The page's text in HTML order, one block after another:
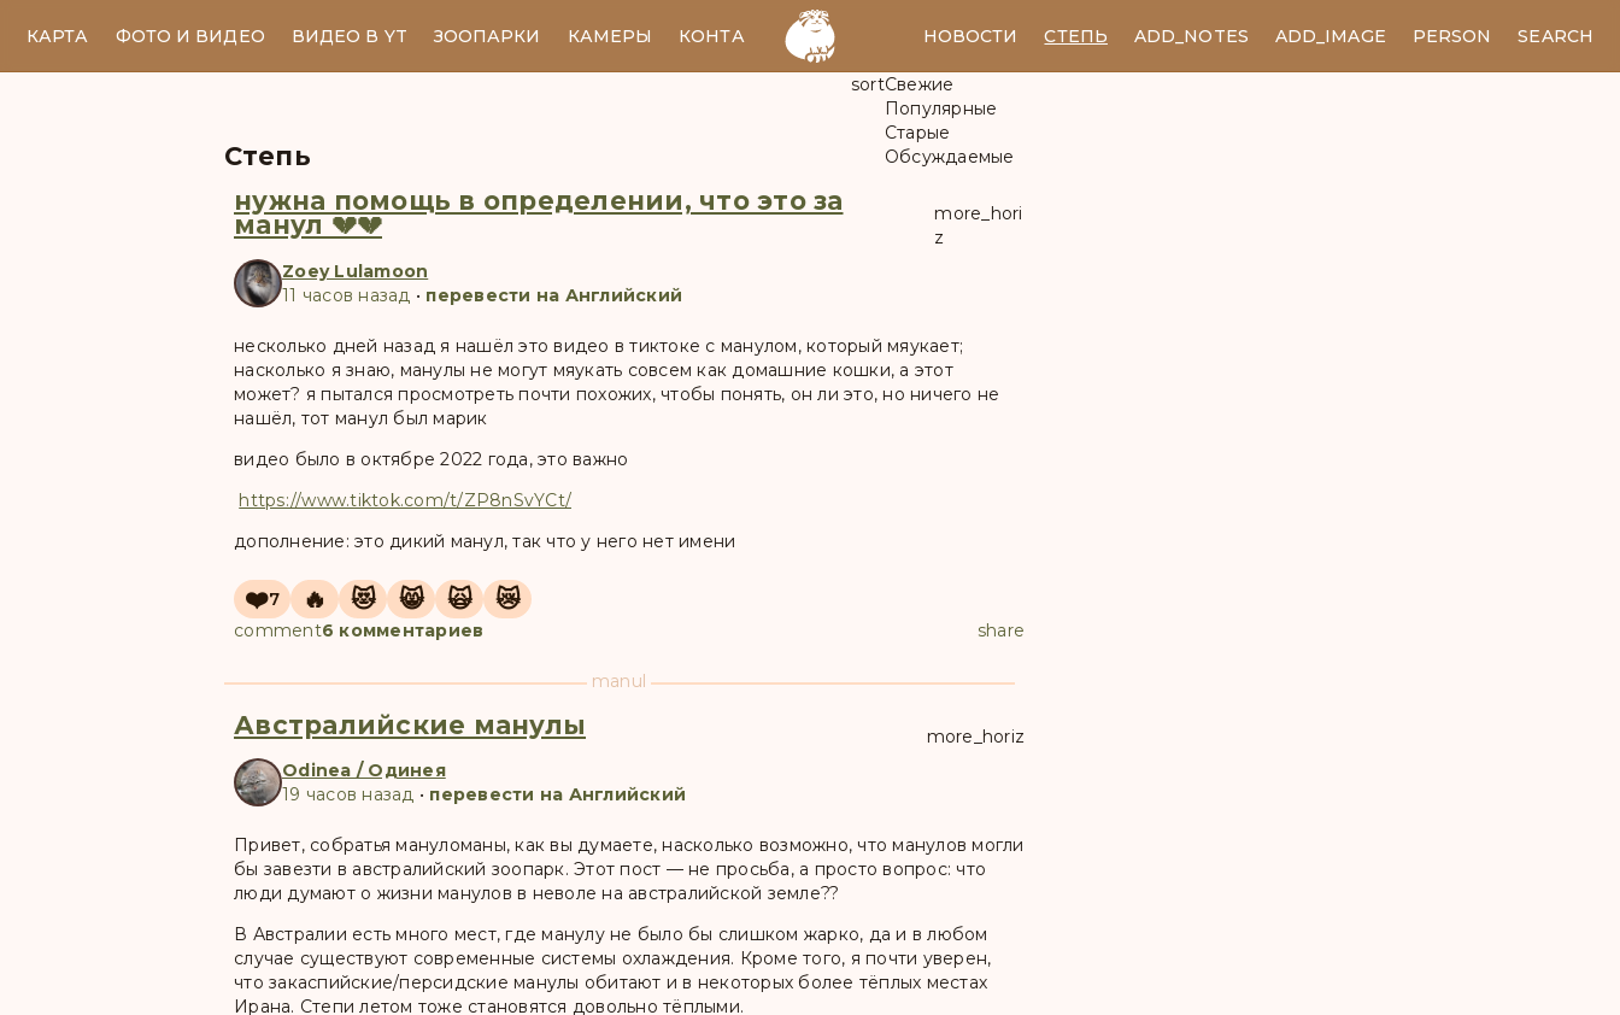
КАРТА ФОТО И ВИДЕО ВИДЕО В YT ЗООПАРКИ КАМЕРЫ КОНТАКТЫ EN НОВОСТИ СТЕПЬ ADD_NOTES ADD_IMAGE PERSON SEARCH
Степь
sortСвежие
Популярные
Старые
Обсуждаемые
нужна помощь в определении, что это за
манул 💔💔
more_hori
z
Zoey Lulamoon
11 часов назад • перевести на Английский
несколько дней назад я нашёл это видео в тиктоке с манулом, который мяукает;
насколько я знаю, манулы не могут мяукать совсем как домашние кошки, а этот
может? я пытался просмотреть почти похожих, чтобы понять, он ли это, но ничего не
нашёл, тот манул был марик
видео было в октябре 2022 года, это важно
https://www.tiktok.com/t/ZP8nSvYCt/
дополнение: это дикий манул, так что у него нет имени
❤️7 🔥 😻 😸 🙀 😿
comment6 комментариев share
manul
Австралийские манулы
more_horiz
Odinea / Одинея
19 часов назад • перевести на Английский
Привет, собратья мануломаны, как вы думаете, насколько возможно, что манулов могли
бы завезти в австралийский зоопарк. Этот пост — не просьба, а просто вопрос: что
люди думают о жизни манулов в неволе на австралийской земле??
В Австралии есть много мест, где манулу не было бы слишком жарко, да и в любом
случае существуют современные системы охлаждения. Кроме того, я почти уверен,
что закаспийские/персидские манулы обитают и в некоторых более тёплых местах
Ирана. Степи летом тоже становятся довольно тёплыми.